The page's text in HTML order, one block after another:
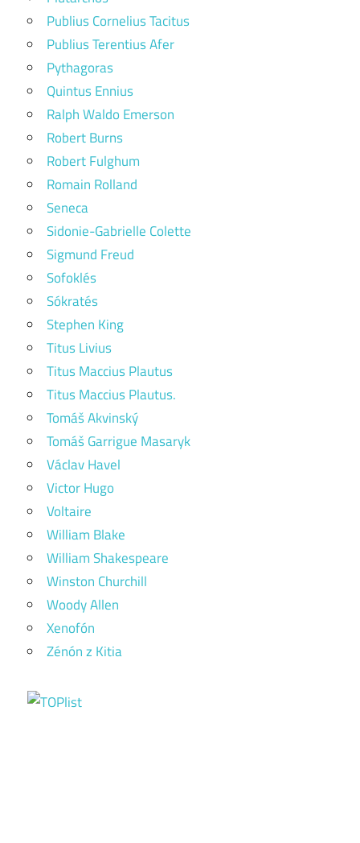
Publius Cornelius Tacitus
Publius Terentius Afer
Pythagoras
Quintus Ennius
Ralph Waldo Emerson
Robert Burns
Robert Fulghum
Romain Rolland
Seneca
Sidonie-Gabrielle Colette
Sigmund Freud
Sofoklés
Sókratés
Stephen King
Titus Livius
Titus Maccius Plautus
Titus Maccius Plautus.
Tomáš Akvinský
Tomáš Garrigue Masaryk
Václav Havel
Victor Hugo
Voltaire
William Blake
William Shakespeare
Winston Churchill
Woody Allen
Xenofón
Zénón z Kitia